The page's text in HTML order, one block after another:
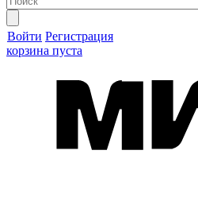
Войти Регистрация
корзина пуста